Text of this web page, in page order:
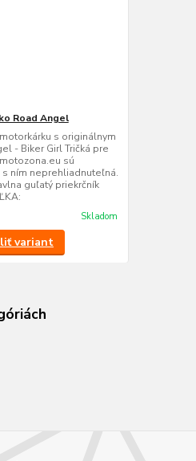
Road Angel
s originálnym
- Biker Girl Tričká pre
sú
ním neprehliadnuteľná.
guľatý priekrčník
Skladom
variant